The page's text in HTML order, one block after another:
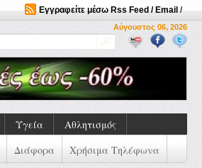
Εγγραφείτε μέσω Rss Feed / Email /
Αύγουστος 06, 2026
Υγεία
Αθλητισμός
Διάφορα Χρήσιμα Τηλέφωνα